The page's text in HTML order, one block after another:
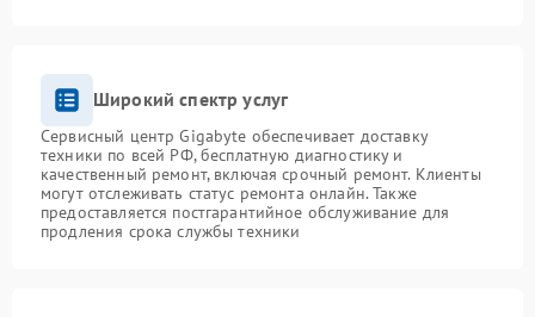
Широкий спектр услуг
Сервисный центр Gigabyte обеспечивает доставку
техники по всей РФ, бесплатную диагностику и
качественный ремонт, включая срочный ремонт. Клиенты
могут отслеживать статус ремонта онлайн. Также
предоставляется постгарантийное обслуживание для
продления срока службы техники